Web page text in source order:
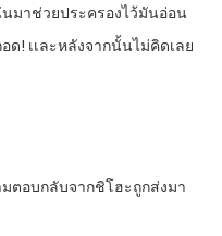
มาช่วยประครองไว้มันอ่อน
ด! เเละหลังจากนั้นไม่คิดเลย
ตอบกลับจากชิโฮะถูกส่งมา